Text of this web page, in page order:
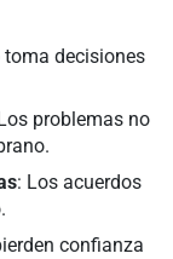
toma decisiones
problemas no
: Los acuerdos
confianza